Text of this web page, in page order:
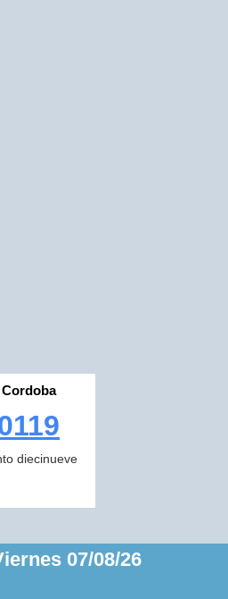
Cordoba
diecinueve
07/08/26